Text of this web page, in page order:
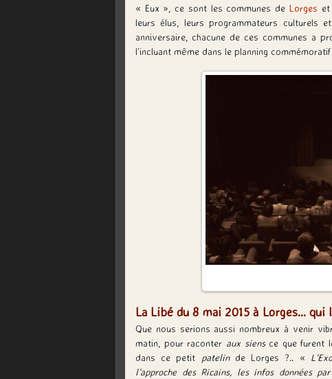
« Eux », ce sont les communes de Lorges et
leurs élus, leurs programmateurs culturels
anniversaire, chacune de ces communes a
l’incluant même dans le planning
La Libé du 8 mai 2015 à Lorges… qui
Que nous serions aussi nombreux à venir
matin, pour raconter aux siensce que furent
dans ce petit patelin de Lorges ?.. «
l’approche des Ricains, les infos données